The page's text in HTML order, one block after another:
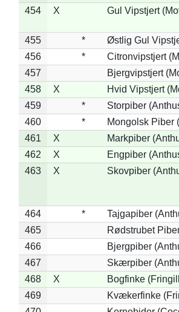
454
X Gul Vipstjert
455 *
Østlig Gul
456
*
Citronvipstjert
457
Bjergvipstjert
458
X
Hvid Vipstjert
459
*
Storpiber
460
*
Mongolsk Piber
461
X
Markpiber
462
X
Engpiber
463
X Skovpiber
464 *
Tajgapiber
465
Rødstrubet
466
Bjergpiber
467
Skærpiber
468
X
Bogfinke
469
Kvækerfinke